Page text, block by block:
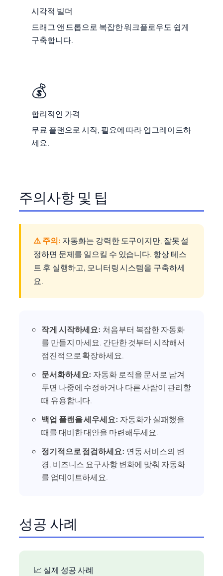
시각적 빌더
드래그 앤 드롭으로 복잡한 워크플로우도 쉽게
구축합니다.
💰
합리적인 가격
무료 플랜으로 시작, 필요에 따라 업그레이드하
세요.
주의사항 및 팁
⚠️ 주의: 자동화는 강력한 도구이지만, 잘못 설
정하면 문제를 일으킬 수 있습니다. 항상 테스
트 후 실행하고, 모니터링 시스템을 구축하세
요.
작게 시작하세요: 처음부터 복잡한 자동화
를 만들지 마세요. 간단한 것부터 시작해서
점진적으로 확장하세요.
문서화하세요: 자동화 로직을 문서로 남겨
두면 나중에 수정하거나 다른 사람이 관리할
때 유용합니다.
백업 플랜을 세우세요: 자동화가 실패했을
때를 대비한 대안을 마련해두세요.
정기적으로 점검하세요: 연동 서비스의 변
경, 비즈니스 요구사항 변화에 맞춰 자동화
를 업데이트하세요.
성공 사례
📈 실제 성공 사례